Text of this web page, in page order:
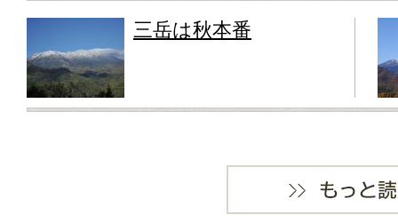
三岳は秋本番